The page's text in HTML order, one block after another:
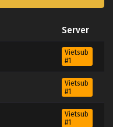
Server
Vietsub
#1
Vietsub
#1
Vietsub
#1